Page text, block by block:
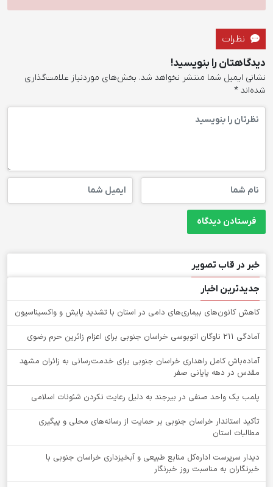
نظرات
دیدگاهتان را بنویسید!
نشانی ایمیل شما منتشر نخواهد شد. بخش‌های موردنیاز علامت‌گذاری
شده‌اند *
خبر در قاب تصویر
جدیدترین اخبار
کاهش کانون‌های بیماری‌های دامی در استان با تشدید پایش و واکسیناسیون
آمادگی 211 ناوگان اتوبوسی خراسان جنوبی برای اعزام زائرین حرم رضوی
آماده‌باش کامل راهداری خراسان جنوبی برای خدمت‌رسانی به زائران مشهد
مقدس در دهه پایانی صفر
پلمب یک واحد صنفی در بیرجند به دلیل رعایت نکردن شئونات اسلامی
تأکید استاندار خراسان جنوبی بر حمایت از رسانه‌های محلی و پیگیری
مطالبات استان
دیدار سرپرست اداره‌کل منابع طبیعی و آبخیزداری خراسان جنوبی با
خبرنگاران به مناسبت روز خبرنگار